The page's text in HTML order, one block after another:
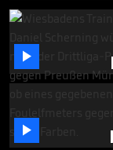

